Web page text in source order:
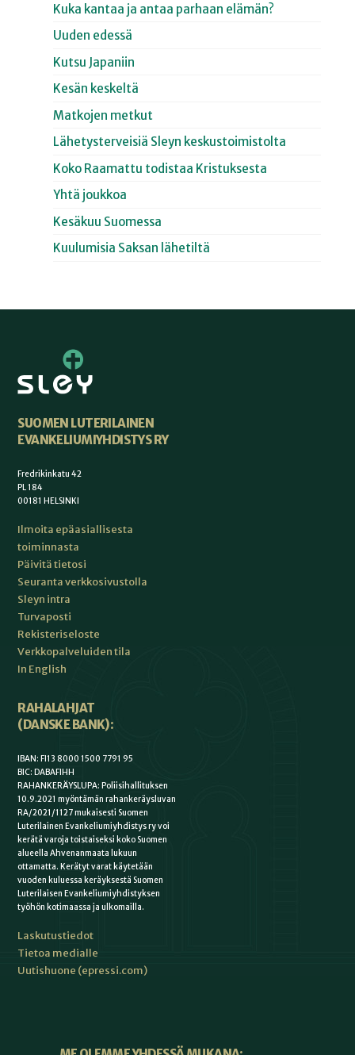
Kuka kantaa ja antaa parhaan elämän?
Uuden edessä
Kutsu Japaniin
Kesän keskeltä
Matkojen metkut
Lähetysterveisiä Sleyn keskustoimistolta
Koko Raamattu todistaa Kristuksesta
Yhtä joukkoa
Kesäkuu Suomessa
Kuulumisia Saksan lähetiltä
SUOMEN LUTERILAINEN
EVANKELIUMIYHDISTYS RY
Fredrikinkatu 42
PL 184
00181 HELSINKI
Ilmoita epäasiallisesta
toiminnasta
Päivitä tietosi
Seuranta verkkosivustolla
Sleyn intra
Turvaposti
Rekisteriseloste
Verkkopalveluiden tila
In English
RAHALAHJAT
(DANSKE BANK):
IBAN: FI13 8000 1500 7791 95
BIC: DABAFIHH
RAHANKERÄYSLUPA: Poliisihallituksen
10.9.2021 myöntämän rahankeräysluvan
RA/2021/1127 mukaisesti Suomen
Luterilainen Evankeliumiyhdistys ry voi
kerätä varoja toistaiseksi koko Suomen
alueella Ahvenanmaata lukuun
ottamatta. Kerätyt varat käytetään
vuoden kuluessa keräyksestä Suomen
Luterilaisen Evankeliumiyhdistyksen
työhön kotimaassa ja ulkomailla.
Laskutustiedot
Tietoa medialle
Uutishuone (epressi.com)